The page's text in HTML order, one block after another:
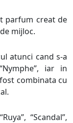
parfum creat de
mijloc.
atunci cand s-a
iar in
combinata cu
“Scandal”,